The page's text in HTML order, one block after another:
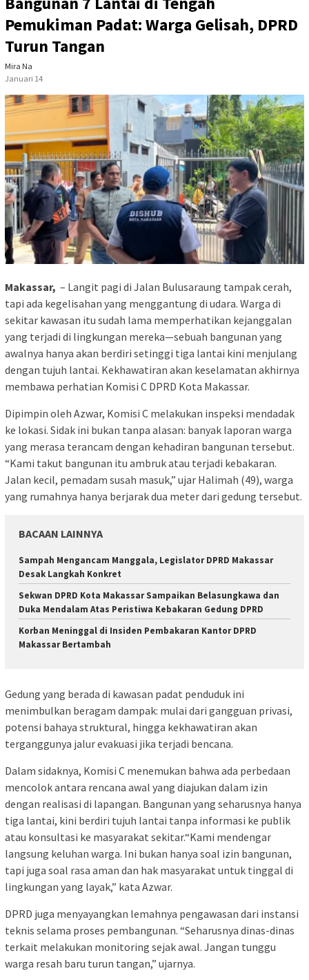
Pemukiman Padat: Warga Gelisah, DPRD
Turun Tangan
Mira Na
Januari 14
Makassar, – Langit pagi di Jalan Bulusaraung tampak cerah,
tapi ada kegelisahan yang menggantung di udara. Warga di
sekitar kawasan itu sudah lama memperhatikan kejanggalan
yang terjadi di lingkungan mereka—sebuah bangunan yang
awalnya hanya akan berdiri setinggi tiga lantai kini menjulang
dengan tujuh lantai. Kekhawatiran akan keselamatan akhirnya
membawa perhatian Komisi C DPRD Kota Makassar.
Dipimpin oleh Azwar, Komisi C melakukan inspeksi mendadak
ke lokasi. Sidak ini bukan tanpa alasan: banyak laporan warga
yang merasa terancam dengan kehadiran bangunan tersebut.
“Kami takut bangunan itu ambruk atau terjadi kebakaran.
Jalan kecil, pemadam susah masuk,” ujar Halimah (49), warga
yang rumahnya hanya berjarak dua meter dari gedung tersebut.
BACAAN LAINNYA
Sampah Mengancam Manggala, Legislator DPRD Makassar
Desak Langkah Konkret
Sekwan DPRD Kota Makassar Sampaikan Belasungkawa dan
Duka Mendalam Atas Peristiwa Kebakaran Gedung DPRD
Korban Meninggal di Insiden Pembakaran Kantor DPRD
Makassar Bertambah
Gedung yang berada di kawasan padat penduduk ini
menimbulkan beragam dampak: mulai dari gangguan privasi,
potensi bahaya struktural, hingga kekhawatiran akan
terganggunya jalur evakuasi jika terjadi bencana.
Dalam sidaknya, Komisi C menemukan bahwa ada perbedaan
mencolok antara rencana awal yang diajukan dalam izin
dengan realisasi di lapangan. Bangunan yang seharusnya hanya
tiga lantai, kini berdiri tujuh lantai tanpa informasi ke publik
atau konsultasi ke masyarakat sekitar.“Kami mendengar
langsung keluhan warga. Ini bukan hanya soal izin bangunan,
tapi juga soal rasa aman dan hak masyarakat untuk tinggal di
lingkungan yang layak,” kata Azwar.
DPRD juga menyayangkan lemahnya pengawasan dari instansi
teknis selama proses pembangunan. “Seharusnya dinas-dinas
terkait melakukan monitoring sejak awal. Jangan tunggu
warga resah baru turun tangan,” ujarnya.